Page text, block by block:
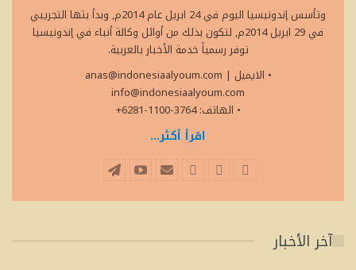
وتأسس إندونيسيا اليوم في 24 ابريل عام 2014م, وبدأ بثها التجريبي
في 29 ابريل 2014م, لتكون بذلك من أوائل وكالة أنباء في إندونيسيا
توفر رسمياً خدمة الأخبار بالعربية.
• الايميل
anas@indonesiaalyoum.com |
info@indonesiaalyoum.com
• الهاتف: 3764-1100-6281+
اقرأ أكثر...
آخر الأخبار